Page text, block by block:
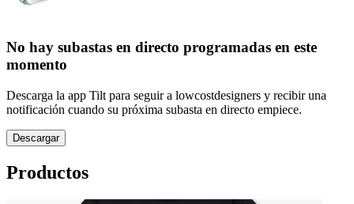
No hay subastas en directo programadas en este
momento
Descarga la app Tilt para seguir a lowcostdesigners y recibir una
notificación cuando su próxima subasta en directo empiece.
Descargar
Productos